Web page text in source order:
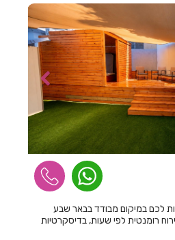
ציון
אדומים
גמלא
לכם במיקום מבודד בבאר שבע
רומנטית לפי שעות, בדיסקרטיות